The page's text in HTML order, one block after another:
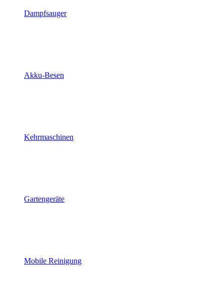
Dampfsauger
Akku-Besen
Kehrmaschinen
Gartengeräte
Mobile Reinigung